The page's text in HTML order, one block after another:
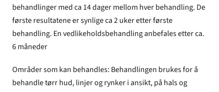
behandlinger med ca 14 dager mellom hver behandling. De
første resultatene er synlige ca 2 uker etter første
behandling. En vedlikeholdsbehandling anbefales etter ca.
6 måneder
Områder som kan behandles: Behandlingen brukes for å
behandle tørr hud, linjer og rynker i ansikt, på hals og